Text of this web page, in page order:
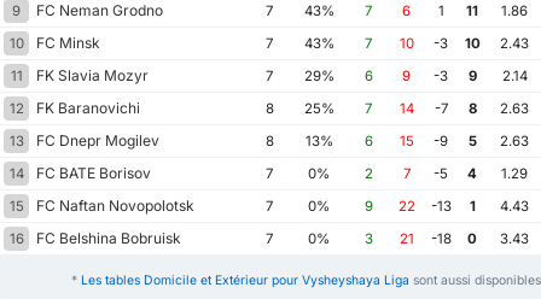
9
FC Neman Grodno 7 43% 7 6 1 11
1.86
10
FC Minsk 7 43% 7 10 -3 10
2.43
11
FK Slavia Mozyr 7 29% 6 9 -3 9
2.14
12
FK Baranovichi 8 25% 7 14 -7 8
2.63
13
FC Dnepr Mogilev 8 13% 6 15 -9 5
2.63
14
FC BATE Borisov 7 0% 2 7 -5 4
1.29
15
FC Naftan Novopolotsk 7 0% 9 22 -13 1
4.43
16
FC Belshina Bobruisk 7 0% 3 21 -18 0 3.43
* Les tables Domicile et Extérieur pour Vysheyshaya Liga sont aussi disponibles